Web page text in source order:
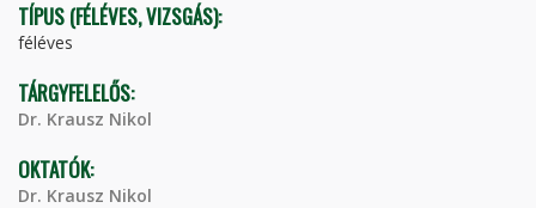
TÍPUS (FÉLÉVES, VIZSGÁS):
féléves
TÁRGYFELELŐS:
Dr. Krausz Nikol
OKTATÓK:
Dr. Krausz Nikol